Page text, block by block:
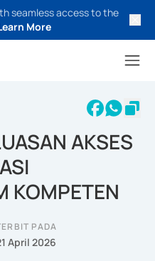
seamless access to the
More
AKSES
KOMPETEN
PADA
April 2026